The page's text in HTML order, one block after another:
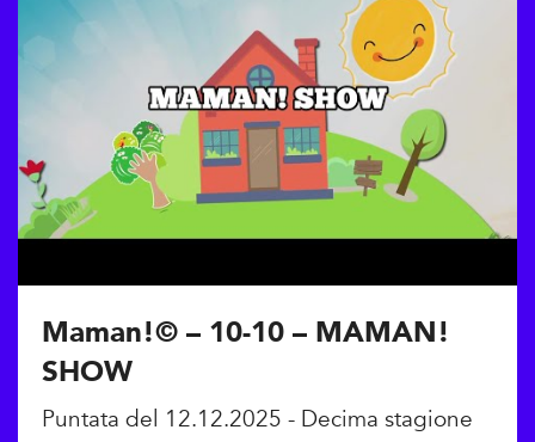
Maman!© – 10-10 – MAMAN!
SHOW
Puntata del 12.12.2025 - Decima stagione